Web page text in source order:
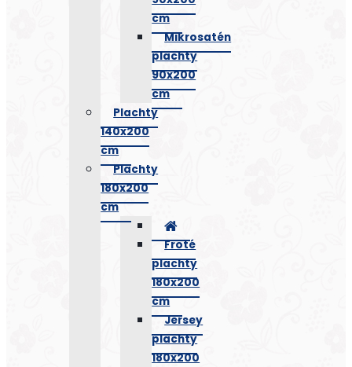
cm
Mikrosatén
plachty
90x200
cm
Plachty
140x200
cm
Plachty
180x200
cm
Froté
plachty
180x200
cm
Jersey
plachty
180x200